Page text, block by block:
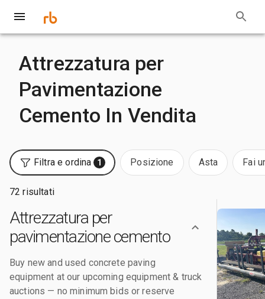
Attrezzatura per
Pavimentazione
Cemento In Vendita
Filtra e ordina 1 Posizione Asta Fai
72 risultati
Attrezzatura per
pavimentazione cemento
Buy new and used concrete paving
equipment at our upcoming equipment & truck
auctions — no minimum bids or reserve